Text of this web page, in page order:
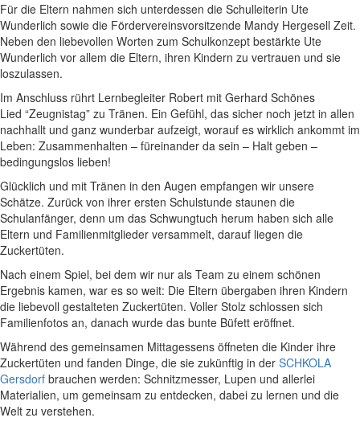
Für die Eltern nahmen sich unterdessen die Schulleiterin Ute
Wunderlich sowie die Fördervereinsvorsitzende Mandy Hergesell Zeit.
Neben den liebevollen Worten zum Schulkonzept bestärkte Ute
Wunderlich vor allem die Eltern, ihren Kindern zu vertrauen und sie
loszulassen.
Im Anschluss rührt Lernbegleiter Robert mit Gerhard Schönes
Lied “Zeugnistag” zu Tränen. Ein Gefühl, das sicher noch jetzt in allen
nachhallt und ganz wunderbar aufzeigt, worauf es wirklich ankommt im
Leben: Zusammenhalten – füreinander da sein – Halt geben –
bedingungslos lieben!
Glücklich und mit Tränen in den Augen empfangen wir unsere
Schätze. Zurück von ihrer ersten Schulstunde staunen die
Schulanfänger, denn um das Schwungtuch herum haben sich alle
Eltern und Familienmitglieder versammelt, darauf liegen die
Zuckertüten.
Nach einem Spiel, bei dem wir nur als Team zu einem schönen
Ergebnis kamen, war es so weit: Die Eltern übergaben ihren Kindern
die liebevoll gestalteten Zuckertüten. Voller Stolz schlossen sich
Familienfotos an, danach wurde das bunte Büfett eröffnet.
Während des gemeinsamen Mittagessens öffneten die Kinder ihre
Zuckertüten und fanden Dinge, die sie zukünftig in der SCHKOLA
Gersdorf brauchen werden: Schnitzmesser, Lupen und allerlei
Materialien, um gemeinsam zu entdecken, dabei zu lernen und die
Welt zu verstehen.